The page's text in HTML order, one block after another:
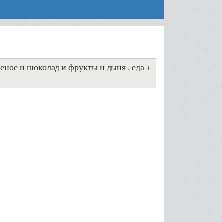
и шоколад и фрукты и дыня , еда +